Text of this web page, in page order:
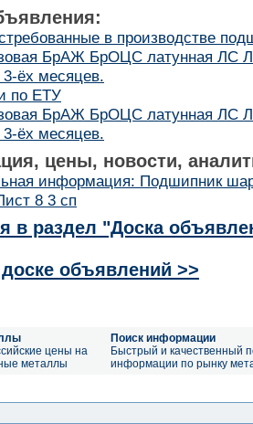
в производстве
БрАЖ БрОЦС латунная ЛС
ёх месяцев.
по ЕТУ
БрАЖ БрОЦС латунная ЛС
ёх месяцев.
цены, новости,
информация: Подшипник
8 3 сп
в раздел "Доска
объявлений >>
цены на
металлы
Поиск информации
Быстрый и качественный
информации по рынку